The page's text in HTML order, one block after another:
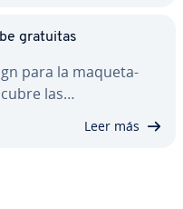
gratuitas
para la ma­que­ta­
las…
Leer más